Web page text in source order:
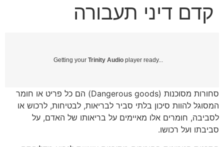
קדם דיני תעבורה
Getting your Trinity Audio player ready...
סחורות מסוכנות (Dangerous goods) הם כל פריט או חומר
המסוגל להוות סיכון בלתי סביר לבריאות, לבטיחות, לרכוש או
לסביבה, חומרים אלו מאיימים על בריאותו של האדם, על
סביבתו ועל רכושו.